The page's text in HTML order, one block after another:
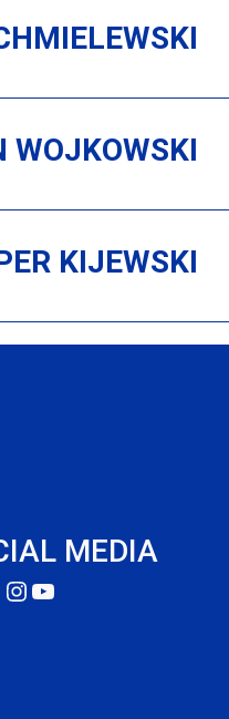
WOJKOWSKI
KIJEWSKI
MEDIA